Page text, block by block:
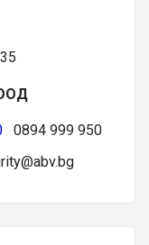
0894 999 950